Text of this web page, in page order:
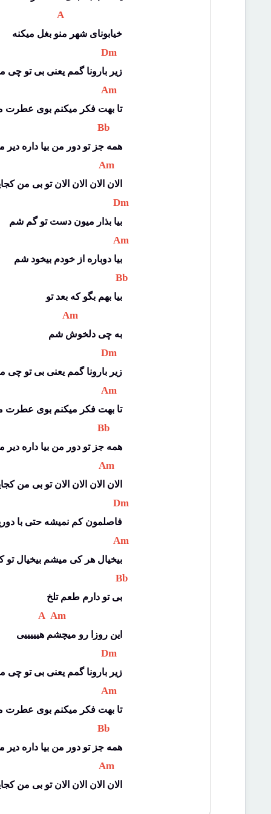
A
خیابونای شهر منو بغل میکنه
Dm
زیر بارونا گمم یعنی بی تو چی
Am
تا بهت فکر میکنم بوی عطرت
Bb
همه جز تو دور من بیا داره دیر
Am
الان الان الان الان تو بی من
Dm
بیا بذار میون دست تو گم شم
Am
بیا دوباره از خودم بیخود شم
Bb
بیا بهم بگو که بعد تو
Am
به چی دلخوش شم
Dm
زیر بارونا گمم یعنی بی تو چی
Am
تا بهت فکر میکنم بوی عطرت
Bb
همه جز تو دور من بیا داره دیر
Am
الان الان الان الان تو بی من
Dm
فاصلمون کم نمیشه حتی با
Am
بیخیال هر کی میشم بیخیال تو
Bb
بی تو دارم طعم تلخ
A Am
این روزا رو میچشم هیییییی
Dm
زیر بارونا گمم یعنی بی تو چی
Am
تا بهت فکر میکنم بوی عطرت
Bb
همه جز تو دور من بیا داره دیر
Am
الان الان الان الان تو بی من